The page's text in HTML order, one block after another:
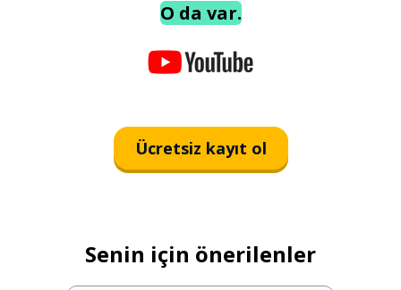
O da var.
Ücretsiz kayıt ol
Senin için önerilenler